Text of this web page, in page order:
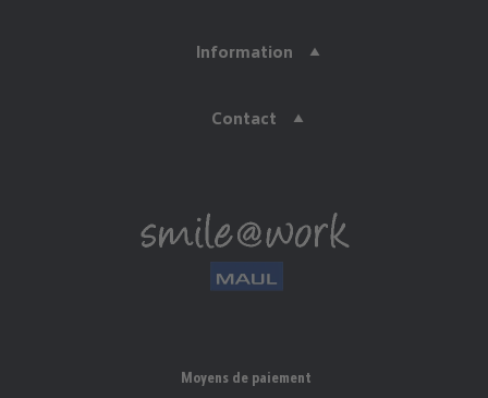
Information
Contact
Moyens de paiement